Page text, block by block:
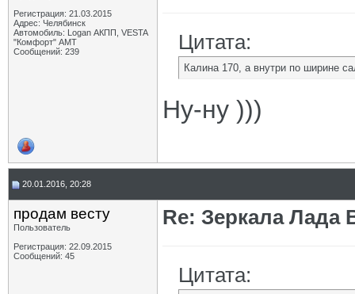
Регистрация: 21.03.2015
Адрес: Челябинск
Автомобиль: Logan АКПП, VESTA
"Комфорт" АМТ
Сообщений: 239
Цитата:
Калина 170, а внутри по ширине
Ну-ну )))
20.01.2016, 20:28
продам весту
Пользователь
Регистрация: 22.09.2015
Сообщений: 45
Re: Зеркала Лада
Цитата: